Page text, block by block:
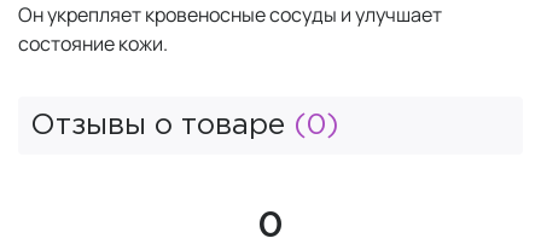
Он укрепляет кровеносные сосуды и улучшает
состояние кожи.
Отзывы о товаре (0)
0